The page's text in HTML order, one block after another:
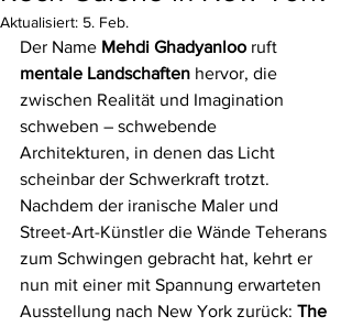
Aktualisiert: 5. Feb.
Der Name Mehdi Ghadyanloo ruft
mentale Landschaften hervor, die
zwischen Realität und Imagination
schweben – schwebende
Architekturen, in denen das Licht
scheinbar der Schwerkraft trotzt.
Nachdem der iranische Maler und
Street-Art-Künstler die Wände Teherans
zum Schwingen gebracht hat, kehrt er
nun mit einer mit Spannung erwarteten
Ausstellung nach New York zurück: The